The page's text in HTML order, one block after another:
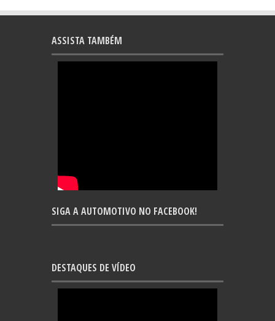
ASSISTA TAMBÉM
SIGA A AUTOMOTIVO NO FACEBOOK!
DESTAQUES DE VÍDEO